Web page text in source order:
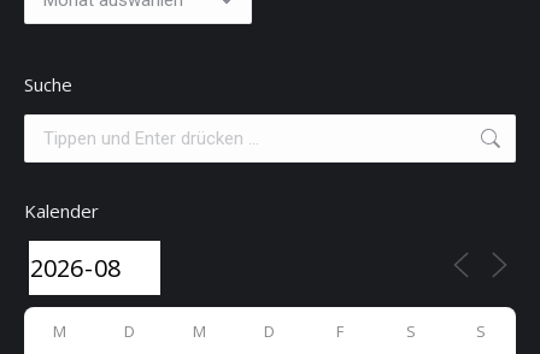
Suche
Kalender
M D M D F S S